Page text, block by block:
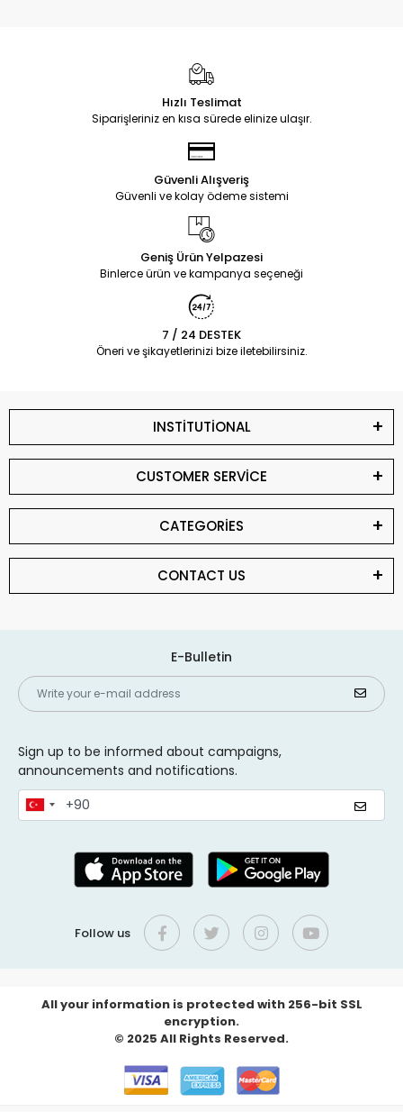
Hızlı Teslimat
Siparişleriniz en kısa sürede elinize ulaşır.
Güvenli Alışveriş
Güvenli ve kolay ödeme sistemi
Geniş Ürün Yelpazesi
Binlerce ürün ve kampanya seçeneği
7 / 24 DESTEK
Öneri ve şikayetlerinizi bize iletebilirsiniz.
INSTİTUTİONAL
CUSTOMER SERVİCE
CATEGORİES
CONTACT US
E-Bulletin
Sign up to be informed about campaigns,
announcements and notifications.
Follow us
All your information is protected with 256-bit SSL
encryption.
© 2025 All Rights Reserved.